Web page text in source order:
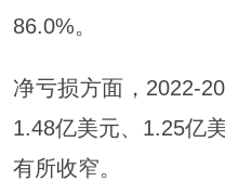
86.0%。
净亏损方面，2022-
1.48亿美元、1.25亿
有所收窄。